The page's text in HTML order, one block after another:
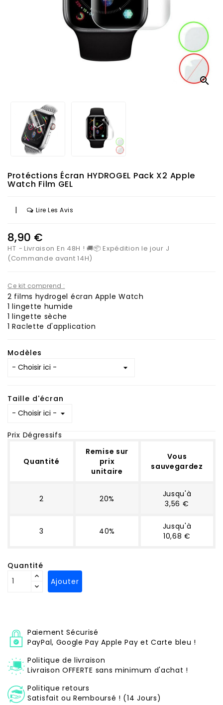

Protéctions Écran HYDROGEL Pack X2 Apple
Watch Film GEL
| Lire Les Avis
8,90 €
HT
Livraison En 48H ! 🚚📦 Expédition le jour J
(Commande avant 14H)
Ce kit comprend :
2 films hydrogel écran Apple Watch
1 lingette humide
1 lingette sèche
1 Raclette d'application
Modèles
Taille d'écran
Prix Dégressifs
Quantité
Remise sur
prix
unitaire
Vous
sauvegardez
2 20%
Jusqu'à
3,56 €
3 40%
Jusqu'à
10,68 €
Quantité
Ajouter
Paiement Sécurisé
PayPal, Google Pay Apple Pay et Carte bleu !
Politique de livraison
Livraison OFFERTE sans minimum d'achat !
Politique retours
Satisfait ou Remboursé ! (14 Jours)